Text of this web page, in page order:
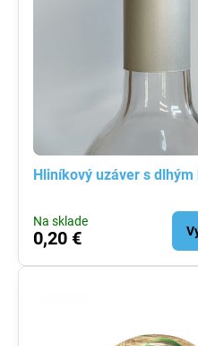
Hliníkový uzáver s dlhým
Na sklade
0,20 €